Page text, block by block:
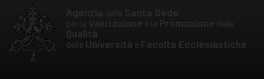
content
per la Valutazione e la Promozione della
Qualità
delle Università e Facoltà Ecclesiastiche